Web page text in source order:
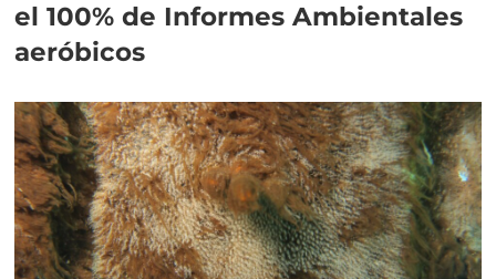
el 100% de Informes Ambientales
aeróbicos